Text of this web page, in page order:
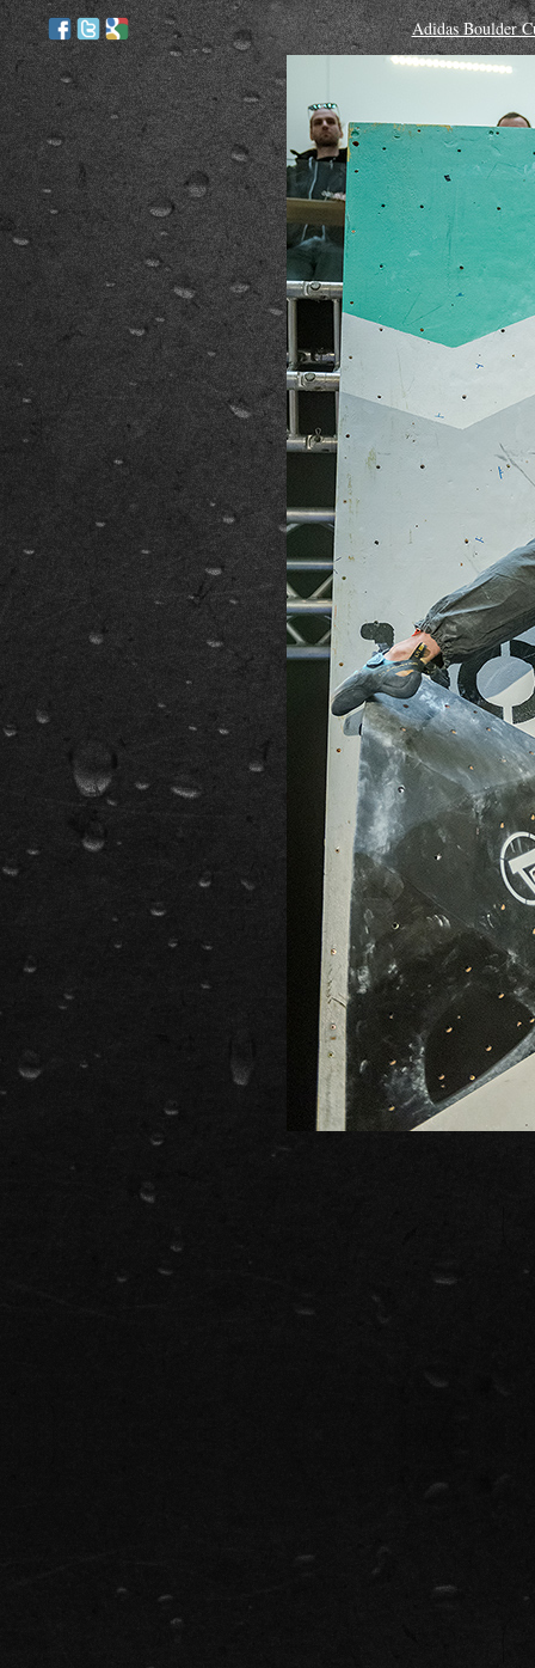
Adidas Boulder